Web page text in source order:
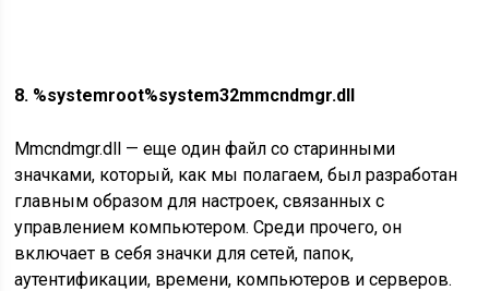
8. %systemroot%system32mmcndmgr.dll
Mmcndmgr.dll — еще один файл со старинными
значками, который, как мы полагаем, был разработан
главным образом для настроек, связанных с
управлением компьютером. Среди прочего, он
включает в себя значки для сетей, папок,
аутентификации, времени, компьютеров и серверов.